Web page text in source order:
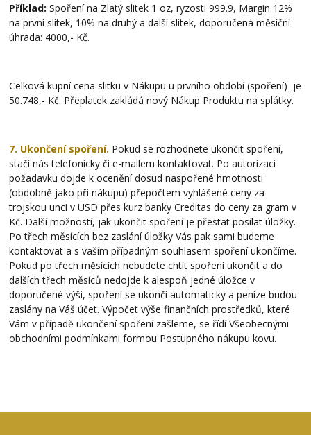
Příklad:Spoření na Zlatý slitek 1 oz, ryzosti 999.9, Margin 12%
na první slitek, 10% na druhý a další slitek, doporučená měsíční
úhrada: 4000,- Kč.
Celková kupní cena slitku v Nákupu u prvního období (spoření) je
50.748,- Kč. Přeplatek zakládá nový Nákup Produktu na splátky.
7. Ukončení spoření. Pokud se rozhodnete ukončit spoření,
stačí nás telefonicky či e-mailem kontaktovat. Po autorizaci
požadavku dojde k ocenění dosud naspořené hmotnosti
(obdobně jako při nákupu) přepočtem vyhlášené ceny za
trojskou unci v USD přes kurz banky Creditas do ceny za gram v
Kč. Další možností, jak ukončit spoření je přestat posílat úložky.
Po třech měsících bez zaslání úložky Vás pak sami budeme
kontaktovat a s vaším případným souhlasem spoření ukončíme.
Pokud po třech měsících nebudete chtít spoření ukončit a do
dalších třech měsíců nedojde k alespoň jedné úložce v
doporučené výši, spoření se ukončí automaticky a peníze budou
zaslány na Váš účet. Výpočet výše finančních prostředků, které
Vám v případě ukončení spoření zašleme, se řídí Všeobecnými
obchodními podmínkami formou Postupného nákupu kovu.